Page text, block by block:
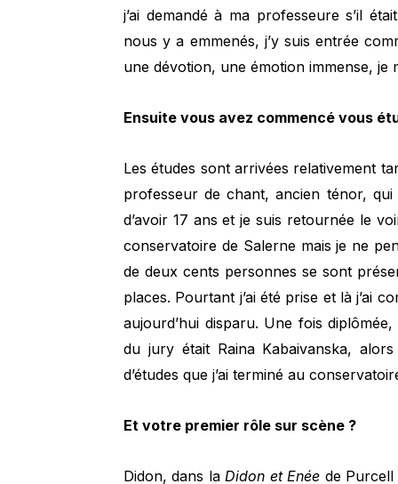
j’ai demandé à ma professeure s’il
nous y a emmenés, j’y suis entrée
une dévotion, une émotion immense, je
Ensuite vous avez commencé vous
Les études sont arrivées relativement
professeur de chant, ancien ténor, qui
d’avoir 17 ans et je suis retournée le
conservatoire de Salerne mais je ne
de deux cents personnes se sont
places. Pourtant j’ai été prise et là j’ai
aujourd’hui disparu. Une fois
du jury était Raina Kabaivanska,
d’études que j’ai terminé au
Et votre premier rôle sur scène ?
Didon, dans laDidon et Enée de Purcell